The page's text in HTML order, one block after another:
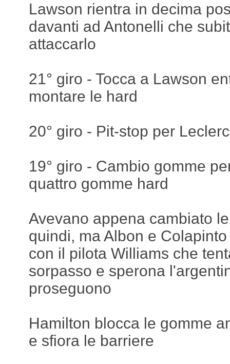
Lawson rientra in decima
davanti ad Antonelli che
attaccarlo
21° giro - Tocca a Lawson
montare le hard
20° giro - Pit-stop per
19° giro - Cambio gomme
quattro gomme hard
Avevano appena cambiato
quindi, ma Albon e
con il pilota Williams che
sorpasso e sperona
proseguono
Hamilton blocca le gomme
e sfiora le barriere